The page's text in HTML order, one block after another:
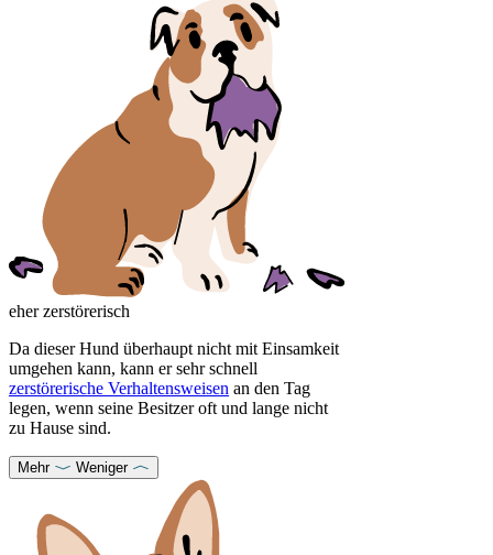
eher zerstörerisch
Da dieser Hund überhaupt nicht mit Einsamkeit
umgehen kann, kann er sehr schnell
zerstörerische Verhaltensweisen an den Tag
legen, wenn seine Besitzer oft und lange nicht
zu Hause sind.
Mehr Weniger